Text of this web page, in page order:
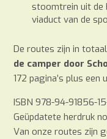
stoomtrein uit de
viaduct van de
De routes zijn in
de camper door
172 pagina’s plus
ISBN 978-94-91856-
Geüpdatete herdruk
Van onze routes zijn